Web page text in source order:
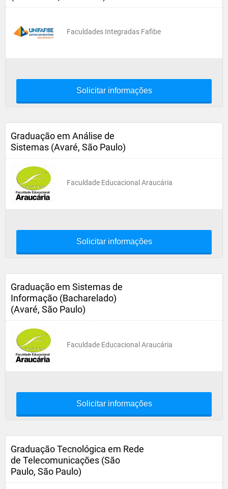
Faculdades Integradas Fafibe
Solicitar informações
Graduação em Análise de
Sistemas (Avaré, São Paulo)
Faculdade Educacional Araucária
Solicitar informações
Graduação em Sistemas de
Informação (Bacharelado)
(Avaré, São Paulo)
Faculdade Educacional Araucária
Solicitar informações
Graduação Tecnológica em Rede
de Telecomunicações (São
Paulo, São Paulo)